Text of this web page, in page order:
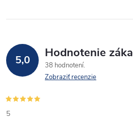
5,0 Hodnotenie
38 hodnotení
Zobraziť recenzie
5